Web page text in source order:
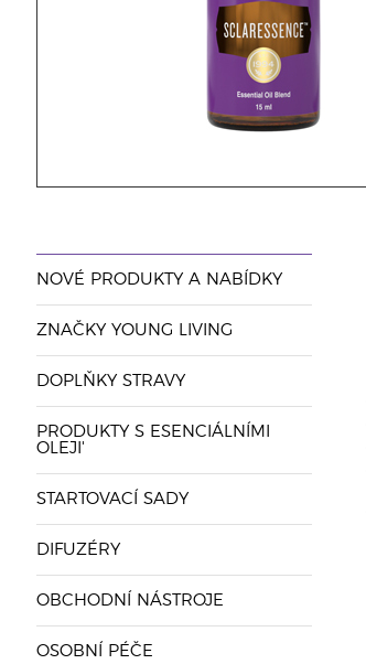
NOVÉ PRODUKTY A NABÍDKY
ZNAČKY YOUNG LIVING
DOPLŇKY STRAVY
PRODUKTY S ESENCIÁLNÍMI
OLEJI'
STARTOVACÍ SADY
DIFUZÉRY
OBCHODNÍ NÁSTROJE
OSOBNÍ PÉČE